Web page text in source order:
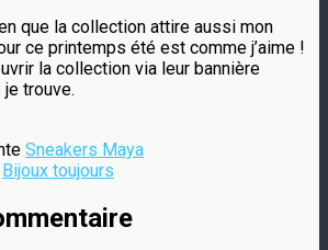
que la collection attire aussi mon
ce printemps été est comme j’aime !
la collection via leur bannière
trouve.
Sneakers Maya
Bijoux toujours